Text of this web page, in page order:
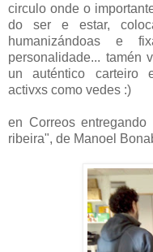
circulo onde o
do ser e estar,
humanizándoas e
personalidade... tamén
un auténtico carteiro
activxs como vedes :)
en Correos
ribeira", de Manoel